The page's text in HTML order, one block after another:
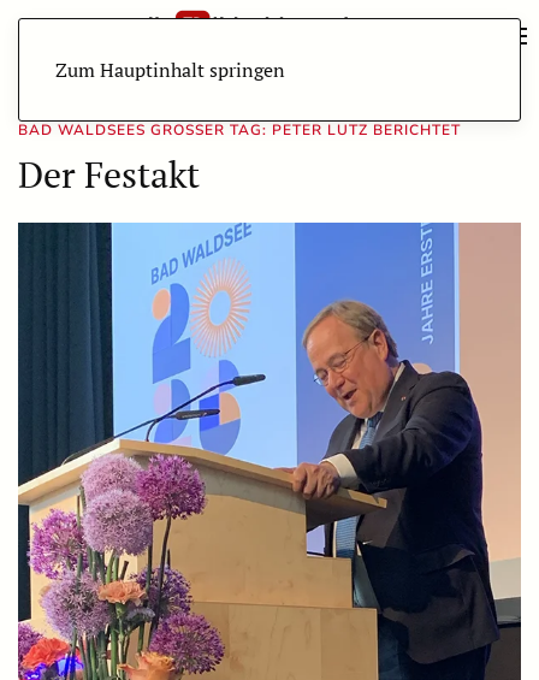
Zum Hauptinhalt springen
BAD WALDSEES GROSSER TAG: PETER LUTZ BERICHTET
Der Festakt